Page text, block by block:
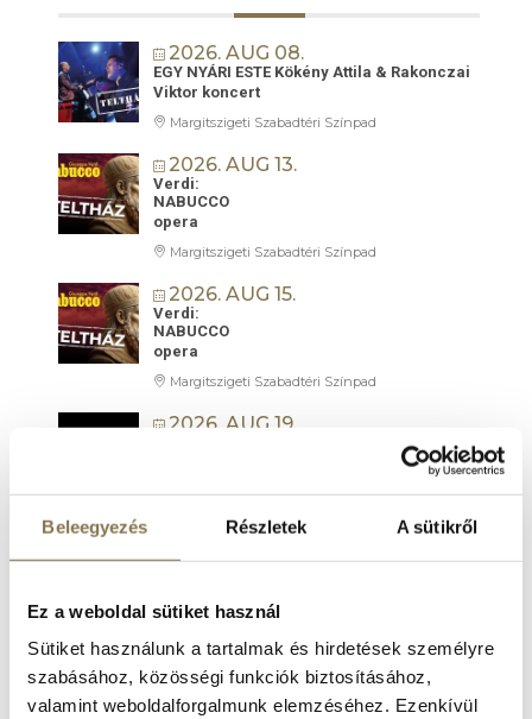
Beleegyezés Részletek A sütikről
Ez a weboldal sütiket használ
Sütiket használunk a tartalmak és hirdetések személyre
szabásához, közösségi funkciók biztosításához,
valamint weboldalforgalmunk elemzéséhez. Ezenkívül
2026. AUG 08.
EGY NYÁRI ESTE Kökény Attila & Rakonczai
Viktor koncert
Margitszigeti Szabadtéri Színpad
2026. AUG 13.
Verdi:
NABUCCO
opera
Margitszigeti Szabadtéri Színpad
2026. AUG 15.
Verdi:
NABUCCO
opera
Margitszigeti Szabadtéri Színpad
2026. AUG 19.
Örökség lángja | Mesterművek a 100 TAGÚ
2026. AUG 22.
Margitszigeti Szabadtéri Színpad
2026. AUG 26.
Szegedi Kortárs Balett:
FEKETE HATTYÚ